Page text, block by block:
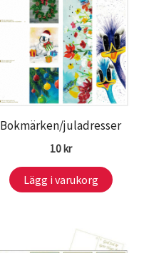
Bokmärken/juladresser
10kr
Lägg i varukorg